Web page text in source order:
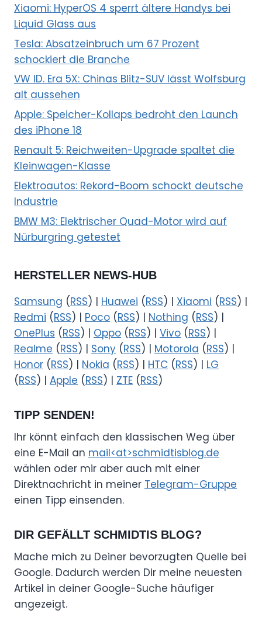
Xiaomi: HyperOS 4 sperrt ältere Handys bei
Liquid Glass aus
Tesla: Absatzeinbruch um 67 Prozent
schockiert die Branche
VW ID. Era 5X: Chinas Blitz-SUV lässt Wolfsburg
alt aussehen
Apple: Speicher-Kollaps bedroht den Launch
des iPhone 18
Renault 5: Reichweiten-Upgrade spaltet die
Kleinwagen-Klasse
Elektroautos: Rekord-Boom schockt deutsche
Industrie
BMW M3: Elektrischer Quad-Motor wird auf
Nürburgring getestet
HERSTELLER NEWS-HUB
Samsung (RSS) | Huawei (RSS) | Xiaomi (RSS) |
Redmi (RSS) | Poco (RSS) | Nothing (RSS) |
OnePlus (RSS) | Oppo (RSS) | Vivo (RSS) |
Realme (RSS) | Sony (RSS) | Motorola (RSS) |
Honor (RSS) | Nokia (RSS) | HTC (RSS) | LG
(RSS) | Apple (RSS) | ZTE (RSS)
TIPP SENDEN!
Ihr könnt einfach den klassischen Weg über
eine E-Mail an mail<at>schmidtisblog.de
wählen oder mir aber auch mit einer
Direktnachricht in meiner Telegram-Gruppe
einen Tipp einsenden.
DIR GEFÄLLT SCHMIDTIS BLOG?
Mache mich zu Deiner bevorzugten Quelle bei
Google. Dadurch werden Dir meine neuesten
Artikel in deiner Google-Suche häufiger
angezeigt.